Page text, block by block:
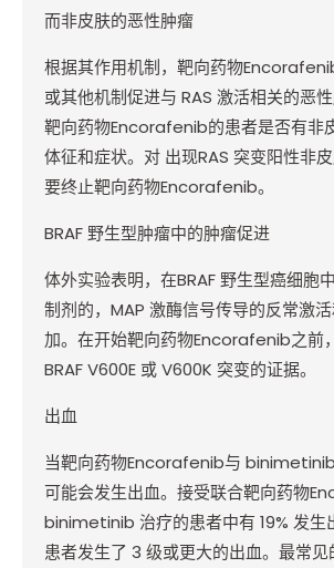
而非皮肤的恶性肿瘤
根据其作用机制，靶向药物
或其他机制促进与 RAS 激活相关的恶
靶向药物Encorafenib的患者是否有非
体征和症状。对 出现RAS 突变阳性非
要终止靶向药物Encorafenib。
BRAF 野生型肿瘤中的肿瘤促进
体外实验表明，在BRAF 野生型癌细胞
制剂的， MAP 激酶信号传导的反常激
加。在开始靶向药物Encorafenib之前
BRAF V600E 或V600K 突变的证据。
出血
当靶向药物Encorafenib与 binimetinib
可能会发生出血。接受联合靶向药物
binimetinib 治疗的患者中有 19% 发生
患者发生了 3 级或更大的出血。最常见